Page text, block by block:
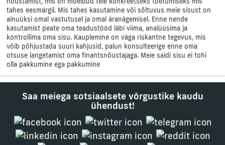
tahes eesmärgil. Mis tahes kasutamine või sõltuvus meie sisust on
ainuüksi omal vastutusel ja omal äranägemisel. Enne nende
kasutamist peate oma teadustööd läbi viima, analüüsima ja
kontrollima oma sisu. Kauplemine on väga riskantne tegevus, mis
võib põhjustada suuri kahjusid, palun konsulteerige enne oma
otsuse langetamist oma finantsnõustajaga. Meie saidi sisu ei tohi
olla pakkumine ega pakkumine
Saa meiega sotsiaalsete võrgustike kaudu
ühendust!